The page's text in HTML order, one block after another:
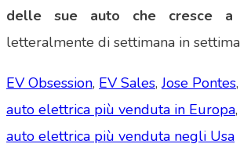
delle sue auto che cresce a
letteralmente di settimana in
EV Obsession, EV Sales,Jose Pontes,
auto elettrica più venduta in Europa,
auto elettrica più venduta negli Usa